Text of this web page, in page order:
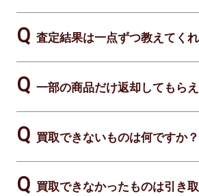
査定結果は一点ずつ教えてく
一部の商品だけ返却してもら
買取できないものは何ですか？
買取できなかったものは引き